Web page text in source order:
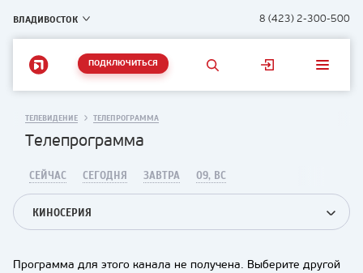
ВЛАДИВОСТОК 8 (423) 2-300-500
ПОДКЛЮЧИТЬСЯ
ТЕЛЕВИДЕНИЕ ТЕЛЕПРОГРАММА
Телепрограмма
СЕЙЧАС СЕГОДНЯ ЗАВТРА 09, ВС
КИНОСЕРИЯ
Программа для этого канала не получена. Выберите другой